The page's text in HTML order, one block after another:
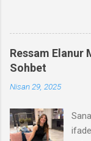
makalede, tavuk
tüketim ipuçları
Ressam Elanur
Sohbet
Nisan 29, 2025